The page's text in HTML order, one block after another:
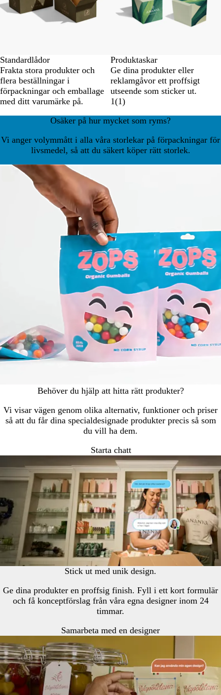
Standardlådor
Frakta stora produkter och
flera beställningar i
förpackningar och emballage
med ditt varumärke på.
Produktaskar
Ge dina produkter eller
reklamgåvor ett proffsigt
utseende som sticker ut.
1(1)
Osäker på hur mycket som ryms?
Vi anger volymmått i alla våra storlekar på förpackningar för
livsmedel, så att du säkert köper rätt storlek.
Behöver du hjälp att hitta rätt produkter?
Vi visar vägen genom olika alternativ, funktioner och priser
så att du får dina specialdesignade produkter precis så som
du vill ha dem.
Starta chatt
Stick ut med unik design.
Ge dina produkter en proffsig finish. Fyll i ett kort formulär
och få konceptförslag från våra egna designer inom 24
timmar.
Samarbeta med en designer